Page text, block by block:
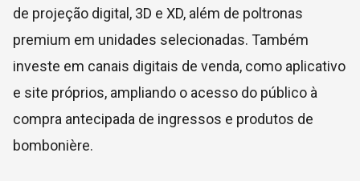
de projeção digital, 3D e XD, além de poltronas
premium em unidades selecionadas. Também
investe em canais digitais de venda, como aplicativo
e site próprios, ampliando o acesso do público à
compra antecipada de ingressos e produtos de
bombonière.